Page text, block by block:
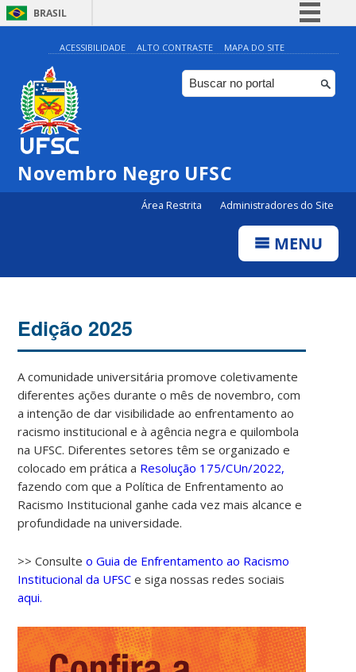
BRASIL
Simplifique!
Comunica BR
Participe
ACESSIBILIDADE ALTO CONTRASTE MAPA DO SITE
Novembro Negro UFSC
Área Restrita Administradores do Site
MENU
Edição 2025
A comunidade universitária promove coletivamente
diferentes ações durante o mês de novembro, com
a intenção de dar visibilidade ao enfrentamento ao
racismo institucional e à agência negra e quilombola
na UFSC. Diferentes setores têm se organizado e
colocado em prática a Resolução 175/CUn/2022,
fazendo com que a Política de Enfrentamento ao
Racismo Institucional ganhe cada vez mais alcance e
profundidade na universidade.
>> Consulteo Guia de Enfrentamento ao Racismo
Institucional da UFSC e siga nossas redes sociais
aqui.